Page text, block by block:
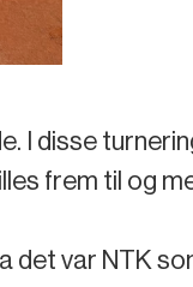
I disse
frem til og
det var NTK